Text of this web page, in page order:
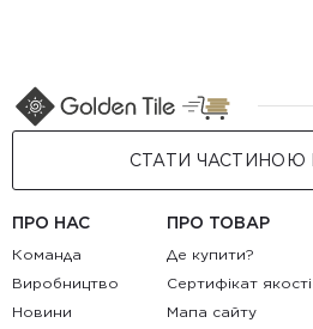
СТАТИ ЧАСТИНОЮ
ПРО НАС
Команда
Виробництво
Новини
ПРО ТОВАР
Де купити?
Сертифікат якості
Мапа сайту